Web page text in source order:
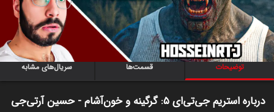
ساخت ایران سال 1404
رده سنی ۱۳+
استریم
توضیحات قسمت‌ها سریال‌های مشابه
درباره استریم جی‌تی‌ای ۵: گرگینه و خون‌آشام - حسین آرتی‌جی